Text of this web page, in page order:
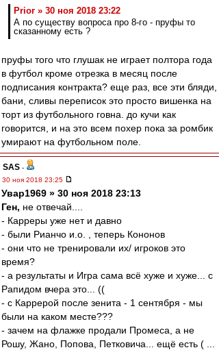
Prior » 30 ноя 2018 23:22
А по существу вопроса про 8-го - пруфы то
сказанному есть ?
пруфы того что глушак не играет полтора года
в футбол кроме отрезка в месяц после
подписания контракта? еще раз, все эти бляди,
бани, сливы переписок это просто вишенка на
торт из футбольного говна. до кучи как
говорится, и на это всем похер пока за ромбик
умирают на футбольном поле.
SAS -
30 ноя 2018 23:25
Увар1969 » 30 ноя 2018 23:13
Ген, не отвечай....
- Карреры уже нет и давно
- были Рианчо и.о. , теперь Кононов
- они что не тренировали их/ игроков это
время?
- а результаты и Игра сама всё хуже и хуже... с
Рапидом вчера это... ((
- c Каррерой после зенита - 1 сентября - мы
были на каком месте???
- зачем на флажке продали Промеса, а не
Рошу, Жано, Попова, Петковича... ещё есть ( ...